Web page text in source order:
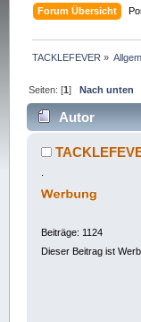
Forum Übersicht
TACKLEFEVER »
Seiten: [1]Nach unten
Autor
Beiträge: 1124
Dieser Beitrag ist